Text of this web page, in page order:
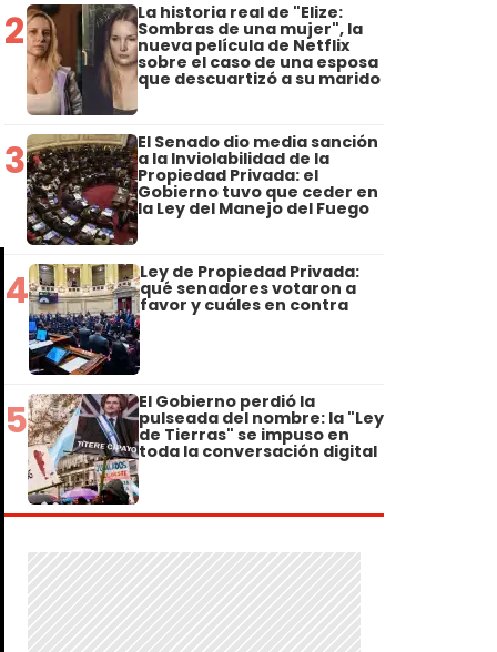
2 La historia real de "Elize:
Sombras de una mujer", la
nueva película de Netflix
sobre el caso de una esposa
que descuartizó a su marido
3 El Senado dio media sanción
a la Inviolabilidad de la
Propiedad Privada: el
Gobierno tuvo que ceder en
la Ley del Manejo del Fuego
4 Ley de Propiedad Privada:
qué senadores votaron a
favor y cuáles en contra
5 El Gobierno perdió la
pulseada del nombre: la "Ley
de Tierras" se impuso en
toda la conversación digital